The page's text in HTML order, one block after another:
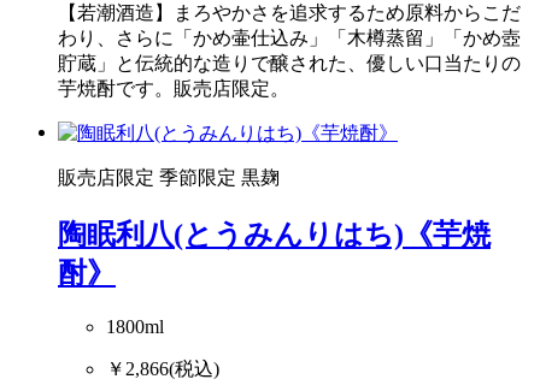
【若潮酒造】まろやかさを追求するため原料からこだ
わり、さらに「かめ壷仕込み」「木樽蒸留」「かめ壺
貯蔵」と伝統的な造りで醸された、優しい口当たりの
芋焼酎です。販売店限定。
販売店限定 季節限定 黒麹
陶眠利八(とうみんりはち)《芋焼
酎》
1800ml
￥2,866(税込)